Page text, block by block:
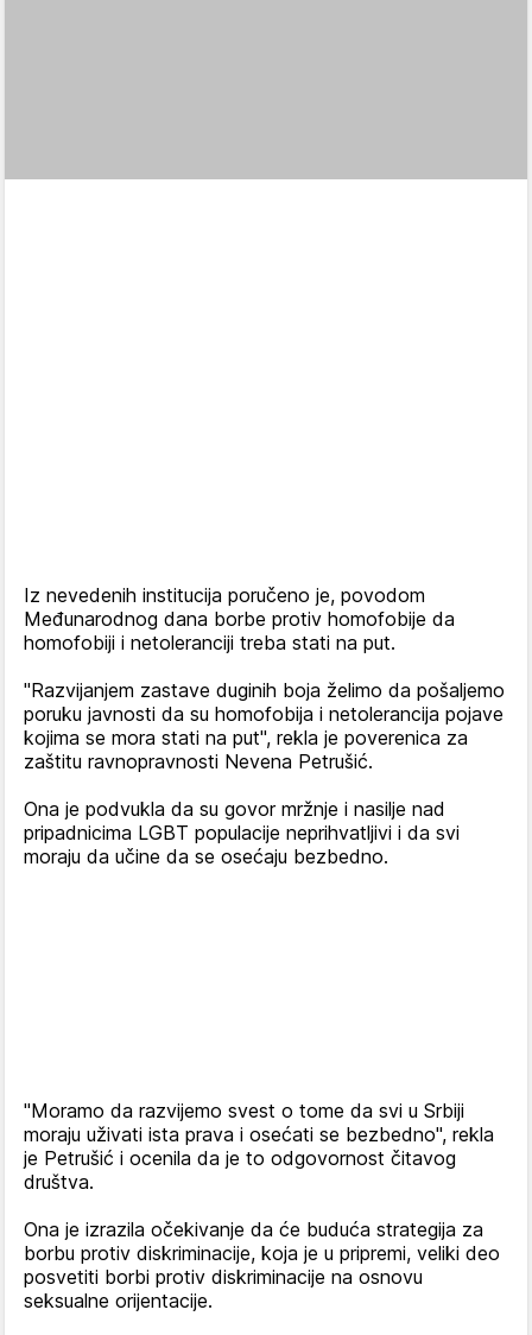
Iz nevedenih institucija poručeno je, povodom
Međunarodnog dana borbe protiv homofobije da
homofobiji i netoleranciji treba stati na put.
"Razvijanjem zastave duginih boja želimo da pošaljemo
poruku javnosti da su homofobija i netolerancija pojave
kojima se mora stati na put", rekla je poverenica za
zaštitu ravnopravnosti Nevena Petrušić.
Ona je podvukla da su govor mržnje i nasilje nad
pripadnicima LGBT populacije neprihvatljivi i da svi
moraju da učine da se osećaju bezbedno.
"Moramo da razvijemo svest o tome da svi u Srbiji
moraju uživati ista prava i osećati se bezbedno", rekla
je Petrušić i ocenila da je to odgovornost čitavog
društva.
Ona je izrazila očekivanje da će buduća strategija za
borbu protiv diskriminacije, koja je u pripremi, veliki deo
posvetiti borbi protiv diskriminacije na osnovu
seksualne orijentacije.